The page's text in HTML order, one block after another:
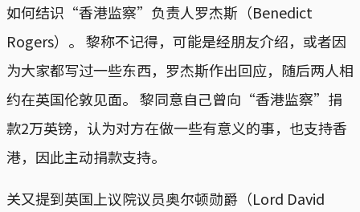
如何结识“香港监察”负责人罗杰斯（Benedict
Rogers）。 黎称不记得，可能是经朋友介绍，或者因
为大家都写过一些东西，罗杰斯作出回应，随后两人相
约在英国伦敦见面。 黎同意自己曾向“香港监察”捐
款2万英镑，认为对方在做一些有意义的事，也支持香
港，因此主动捐款支持。
关又提到英国上议院议员奥尔顿勋爵（Lord David